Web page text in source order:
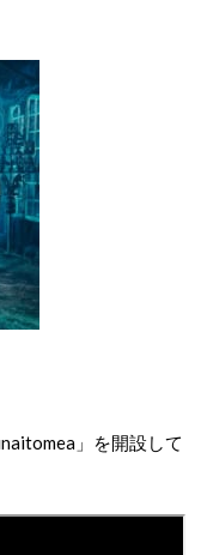
」を開設して